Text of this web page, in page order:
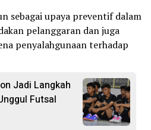
sebagai upaya preventif dalam
pelanggaran dan juga
penyalahgunaan terhadap
Jadi Langkah
Futsal